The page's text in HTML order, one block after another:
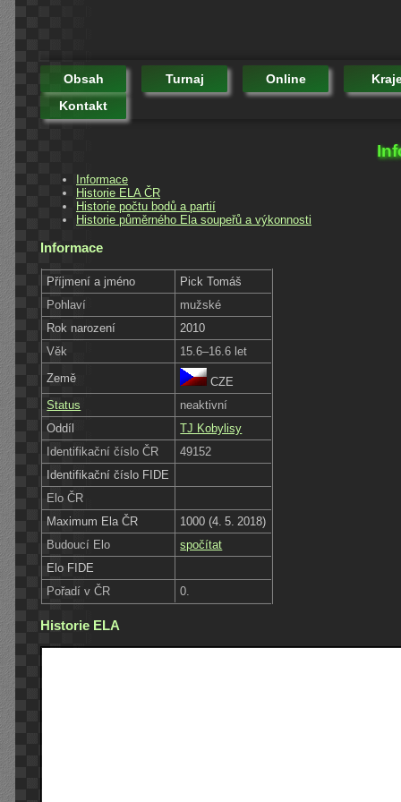
Obsah Turnaj Online
Kontakt
Informace
Historie ELA ČR
Historie počtu bodů a partií
Historie půměrného Ela soupeřů a výkonnosti
Informace
Příjmení a jméno
Pick Tomáš
Pohlaví
mužské
Rok narození
2010
Věk
15.6–16.6 let
Země
CZE
Status
neaktivní
Oddíl
TJ Kobylisy
Identifikační číslo ČR
49152
Identifikační číslo FIDE
Elo ČR
Maximum Ela ČR
1000 (4. 5. 2018)
Budoucí Elo
spočítat
Elo FIDE
Pořadí v ČR
0.
Historie ELA